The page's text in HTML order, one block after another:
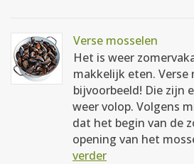
Verse mosselen
Het is weer
makkelijk eten. Verse
bijvoorbeeld! Die zijn
weer volop. Volgens
dat het begin van de
opening van het
verder